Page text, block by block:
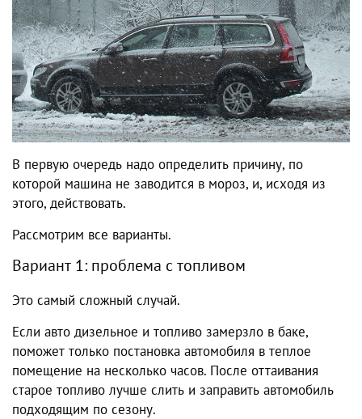
В первую очередь надо определить причину, по
которой машина не заводится в мороз, и, исходя из
этого, действовать.
Рассмотрим все варианты.
Вариант 1: проблема с топливом
Это самый сложный случай.
Если авто дизельное и топливо замерзло в баке,
поможет только постановка автомобиля в теплое
помещение на несколько часов. После оттаивания
старое топливо лучше слить и заправить автомобиль
подходящим по сезону.